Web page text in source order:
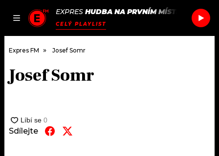
JAK
SEZNAM.CZ
EXPRES HUDBA NA PRVNÍM MÍSTĚ
CELÝ PLAYLIST
DOMŮ
AKTUÁLNĚ
PODCASTY
Expres FM Josef Somr
Josef Somr
Sdílejte